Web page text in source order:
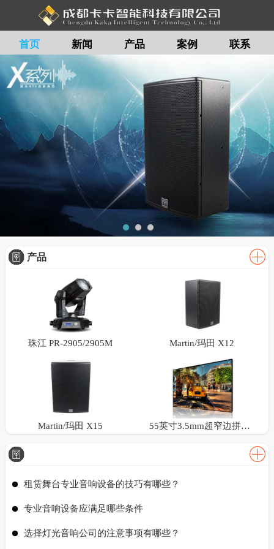
首页 新闻 产品 案例 联系
留言
产品
珠江 PR-2905/2905M Martin/玛田 X12
Martin/玛田 X15 55英寸3.5mm超窄边拼接屏
租赁舞台专业音响设备的技巧有哪些？
专业音响设备应满足哪些条件
选择灯光音响公司的注意事项有哪些？